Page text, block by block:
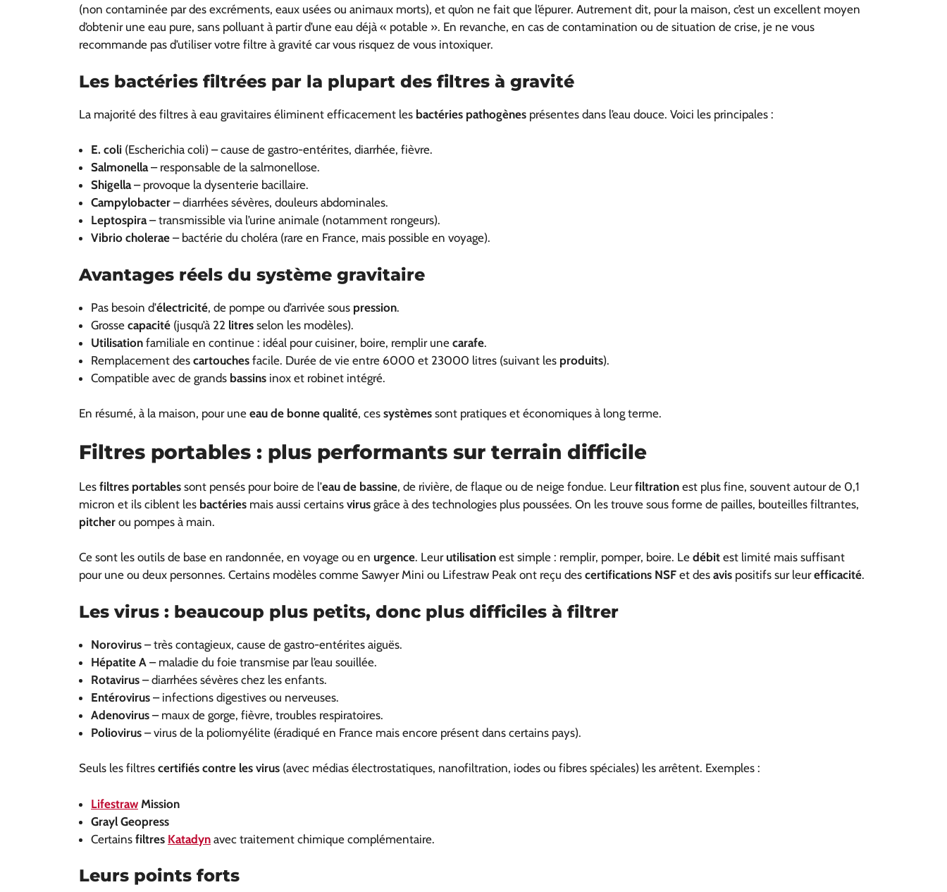
(non contaminée par des excréments, eaux usées ou animaux morts), et qu’on ne fait que l’épurer. Autrement dit, pour la maison, c’est un excellent moyen
d’obtenir une eau pure, sans polluant à partir d’une eau déjà « potable ». En revanche, en cas de contamination ou de situation de crise, je ne vous
recommande pas d’utiliser votre filtre à gravité car vous risquez de vous intoxiquer.
Les bactéries filtrées par la plupart des filtres à gravité
La majorité des filtres à eau gravitaires éliminent efficacement les bactéries pathogènes présentes dans l’eau douce. Voici les principales :
E. coli (Escherichia coli) – cause de gastro-entérites, diarrhée, fièvre.
Salmonella– responsable de la salmonellose.
Shigella– provoque la dysenterie bacillaire.
Campylobacter – diarrhées sévères, douleurs abdominales.
Leptospira– transmissible via l’urine animale (notamment rongeurs).
Vibrio cholerae – bactérie du choléra (rare en France, mais possible en voyage).
Avantages réels du système gravitaire
Pas besoin d’électricité, de pompe ou d’arrivée sous pression.
Grosse capacité (jusqu’à 22 litres selon les modèles).
Utilisation familiale en continue : idéal pour cuisiner, boire, remplir une carafe.
Remplacement des cartouches facile. Durée de vie entre 6000 et 23000 litres (suivant les produits).
Compatible avec de grands bassins inox et robinet intégré.
En résumé, à la maison, pour une eau de bonne qualité, ces systèmes sont pratiques et économiques à long terme.
Filtres portables : plus performants sur terrain difficile
Les filtres portables sont pensés pour boire de l’eau de bassine, de rivière, de flaque ou de neige fondue. Leurfiltration est plus fine, souvent autour de 0,1
micron et ils ciblent les bactéries mais aussi certains virus grâce à des technologies plus poussées. On les trouve sous forme de pailles, bouteilles filtrantes,
pitcher ou pompes à main.
Ce sont les outils de base en randonnée, en voyage ou en urgence. Leur utilisation est simple : remplir, pomper, boire. Le débit est limité mais suffisant
pour une ou deux personnes. Certains modèles comme Sawyer Mini ou Lifestraw Peak ont reçu des certifications NSF et des avis positifs sur leurefficacité.
Les virus : beaucoup plus petits, donc plus difficiles à filtrer
Norovirus – très contagieux, cause de gastro-entérites aiguës.
Hépatite A – maladie du foie transmise par l’eau souillée.
Rotavirus – diarrhées sévères chez les enfants.
Entérovirus – infections digestives ou nerveuses.
Adenovirus – maux de gorge, fièvre, troubles respiratoires.
Poliovirus – virus de la poliomyélite (éradiqué en France mais encore présent dans certains pays).
Seuls les filtres certifiés contre les virus (avec médias électrostatiques, nanofiltration, iodes ou fibres spéciales) les arrêtent. Exemples :
Lifestraw Mission
Grayl Geopress
Certains filtres Katadyn avec traitement chimique complémentaire.
Leurs points forts